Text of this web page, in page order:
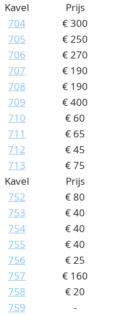
Kavel
Prijs
704
€ 300
705
€ 250
706
€ 270
707
€ 190
708
€ 190
709
€ 400
710
€ 60
711
€ 65
712
€ 45
713
€ 75
Kavel
Prijs
752
€ 80
753
€ 40
754
€ 40
755
€ 40
756
€ 25
757
€ 160
758
€ 20
759
-